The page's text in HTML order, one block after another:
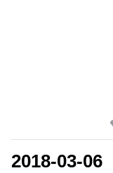
2018-03-06